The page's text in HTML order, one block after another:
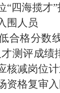
“四海揽
围人员
合格分数
测评成
核减岗位
格复审入